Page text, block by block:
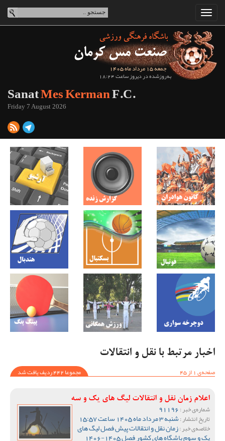
جمعه 15 مرداد ماه 1405
به‌روزشده در دیروز ساعت 18:24
SanatMes KermanF.C.
Friday 7 August 2026
اخبار مرتبط با نقل و انتقالات
صفحه‌ی 1 از 45
مجموعا 442 ردیف یافت شد
اعلام زمان نقل و انتقالات لیگ های یک و سه
شماره‌ی خبر :
تاریخ انتشار :شنبه 3 مرداد ماه 1405 ساعت 15:57
خلاصه‌ی خبر :زمان نقل و انتقالات پیش فصل لیگ های
یک و سوم باشگاه های کشور فصل 1405-1406